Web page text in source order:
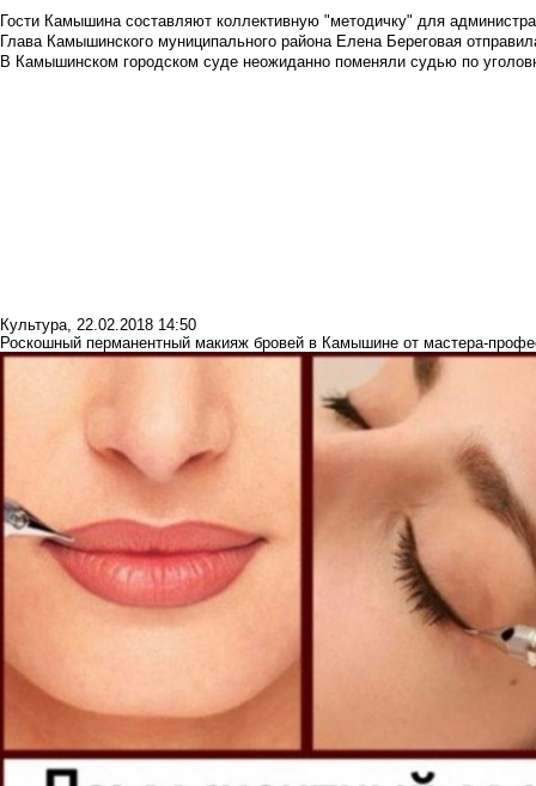
Гости Камышина составляют коллективную "методичку" для
Глава Камышинского муниципального района Елена Береговая
В Камышинском городском суде неожиданно поменяли судью по
Культура, 22.02.2018 14:50
Роскошный перманентный макияж бровей в Камышине от мастера-